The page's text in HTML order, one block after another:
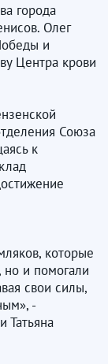
города
Олег
и
Центра крови
Союза
к
которые
и помогали
свои силы,
-
Татьяна